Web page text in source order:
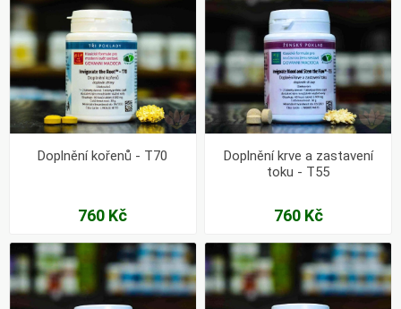
Doplnění kořenů - T70
760 Kč
Doplnění krve a zastavení
toku - T55
760 Kč